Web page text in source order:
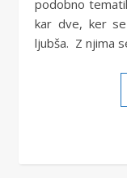
podobno
kar dve, ker
ljubša. Z njima